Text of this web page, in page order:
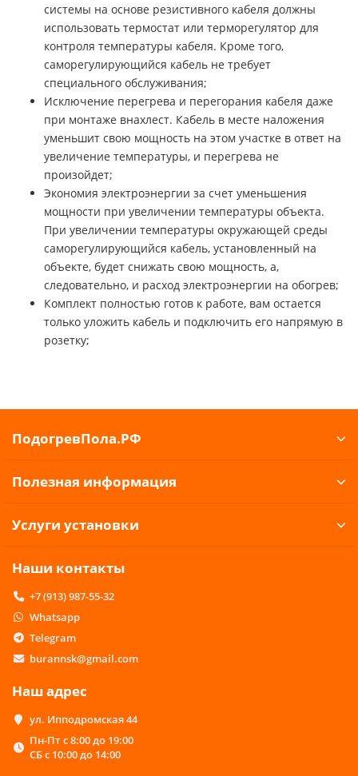
системы на основе резистивного кабеля должны
использовать термостат или терморегулятор для
контроля температуры кабеля. Кроме того,
саморегулирующийся кабель не требует
специального обслуживания;
Исключение перегрева и перегорания кабеля даже
при монтаже внахлест. Кабель в месте наложения
уменьшит свою мощность на этом участке в ответ на
увеличение температуры, и перегрева не
произойдет;
Экономия электроэнергии за счет уменьшения
мощности при увеличении температуры объекта.
При увеличении температуры окружающей среды
саморегулирующийся кабель, установленный на
объекте, будет снижать свою мощность, а,
следовательно, и расход электроэнергии на обогрев;
Комплект полностью готов к работе, вам остается
только уложить кабель и подключить его напрямую в
розетку;
ПодогревПола.РФ
Полезная информация
Услуги установки
Наши контакты
+7 (913) 987-55-32
Whatsapp
Telegram
burannsk@gmail.com
Наш адрес
ул. Ипподромская 44
Пн-Пт с 8:00 до 19:00
СБ с 10:00 до 14:00